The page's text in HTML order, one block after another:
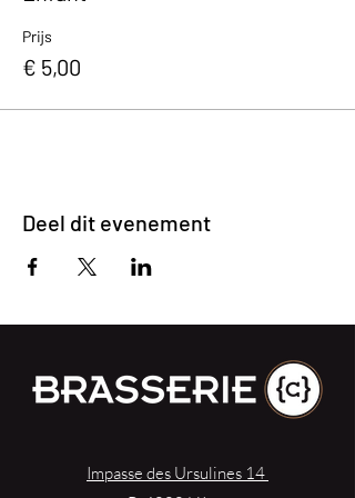
Prijs
€ 5,00
Deel dit evenement
Impasse des Ursulines 14